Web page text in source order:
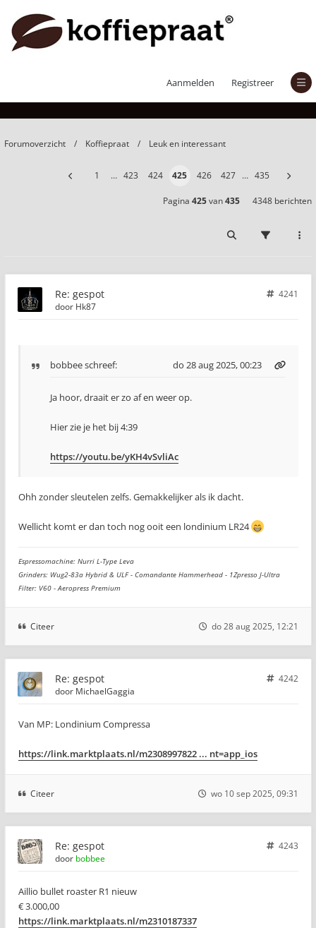
Aanmelden Registreer
Forumoverzicht Koffiepraat Leuk en interessant
1 … 423 424 425 426 427 … 435
Pagina 425van435 4348 berichten
Re: gespot
4241
door Hk87
bobbeeschreef: do 28 aug 2025, 00:23
Ja hoor, draait er zo af en weer op.
Hier zie je het bij 4:39
https://youtu.be/yKH4vSvliAc
Ohh zonder sleutelen zelfs. Gemakkelijker als ik dacht.
Wellicht komt er dan toch nog ooit een londinium LR24
Espressomachine: Nurri L-Type Leva
Grinders: Wug2-83a Hybrid & ULF - Comandante Hammerhead - 1Zpresso J-Ultra
Filter: V60 - Aeropress Premium
Citeer do 28 aug 2025, 12:21
Re: gespot
4242
door MichaelGaggia
Van MP: Londinium Compressa
https://link.marktplaats.nl/m2308997822 ... nt=app_ios
Citeer wo 10 sep 2025, 09:31
Re: gespot
4243
door bobbee
Aillio bullet roaster R1 nieuw
€ 3.000,00
https://link.marktplaats.nl/m2310187337